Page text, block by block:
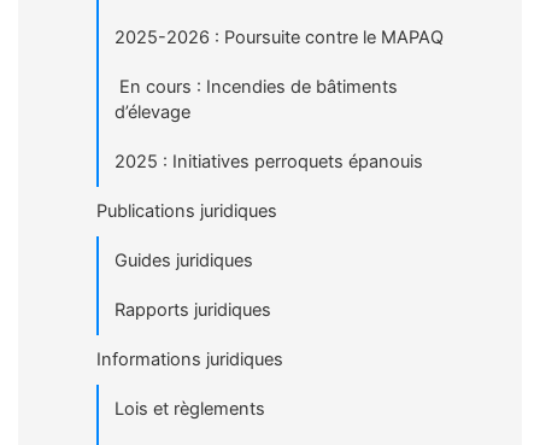
2025-2026 : Poursuite contre le MAPAQ
En cours : Incendies de bâtiments
d’élevage
2025 : Initiatives perroquets épanouis
Publications juridiques
Guides juridiques
Rapports juridiques
Informations juridiques
Lois et règlements